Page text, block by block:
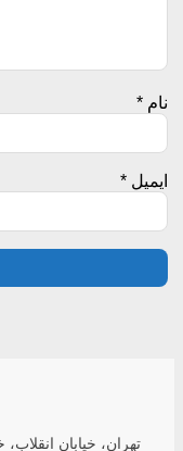
نام *
ایمیل *
تهران، خیابان